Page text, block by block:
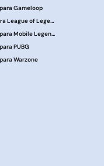
Gameloop
VPN gratis para League of Legends
VPN gratuita para Mobile Legends
PUBG
Warzone